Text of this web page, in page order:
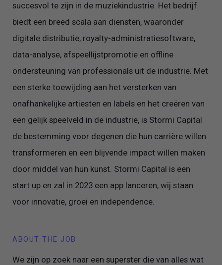
succesvol te zijn in de muziekindustrie. Het bedrijf
biedt een breed scala aan diensten, waaronder
digitale distributie, royalty-administratiesoftware,
data-analyse, afspeellijstpromotie en offline
ondersteuning van professionals uit de industrie. Met
een sterke toewijding aan het versterken van
onafhankelijke artiesten en labels en het creëren van
een gelijk speelveld in de industrie, is Stormi Capital
de bestemming voor degenen die hun carrière willen
transformeren en een blijvende impact willen maken
door middel van hun kunst. Stormi Capital is een
start up en zal in 2023 een app lanceren, wij staan
voor innovatie, groei en independence.
ABOUT THE JOB
We zijn op zoek naar een superster die van alles wat